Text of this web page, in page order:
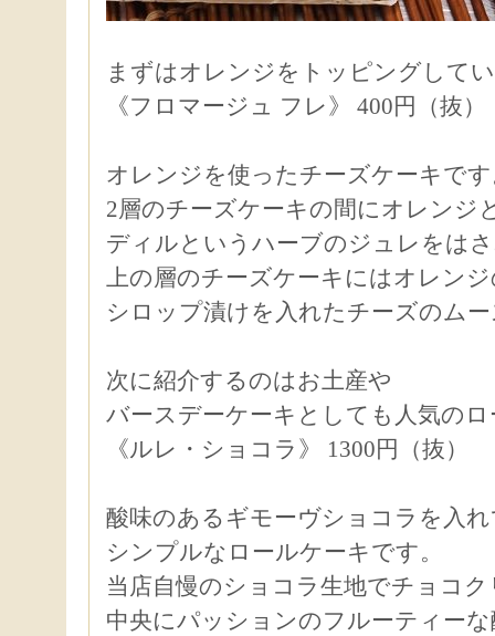
まずはオレンジをトッピングして
《フロマージュ フレ》 400円（抜）
オレンジを使ったチーズケーキで
2層のチーズケーキの間にオレンジ
ディルというハーブのジュレをは
上の層のチーズケーキにはオレン
シロップ漬けを入れたチーズのム
次に紹介するのはお土産や
バースデーケーキとしても人気の
《ルレ・ショコラ》 1300円（抜）
酸味のあるギモーヴショコラを入
シンプルなロールケーキです。
当店自慢のショコラ生地でチョコ
中央にパッションのフルーティー